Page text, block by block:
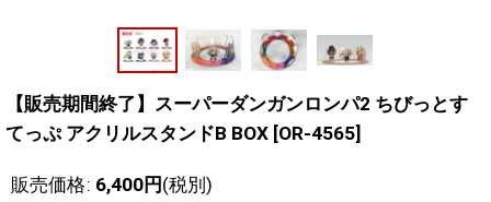
【販売期間終了】スーパーダンガンロンパ2 ちびっとす
てっぷ アクリルスタンドB BOX [OR-4565]
販売価格: 6,400円 (税別)